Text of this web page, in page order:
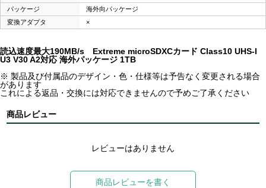
パッケージ
海外向パッケージ
変換アダプタ
×
読込速度最大190MB/s Extreme microSDXCカード Class10 UHS-I
U3 V30 A2対応 海外パッケージ 1TB
※ 製品及び付属品のデザイン・色・仕様等は予告なく変更される場合
があります
これによる返品・交換には対応できませんので予めご了承ください
商品レビュー
レビューはありません
商品レビューを書く